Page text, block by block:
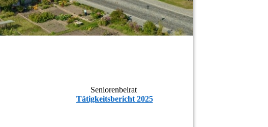
Seniorenbeirat
Tätigkeitsbericht 2025